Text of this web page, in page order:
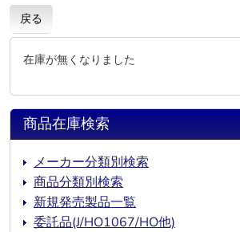
戻る
在庫が無くなりました
商品在庫検索
メーカー分類別検索
商品分類別検索
新規発売製品一覧
委託品(J/HO1067/HO他)